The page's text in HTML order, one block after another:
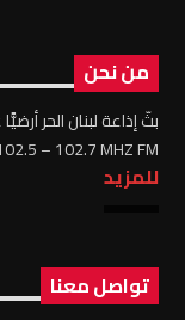
من نحن
بثّ إذاعة لبنان الحر
– 102.7 MHZ FM
للمزيد
تواصل معنا